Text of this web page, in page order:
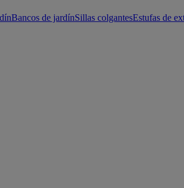
Bancos de jardínSillas colgantesEstufas de